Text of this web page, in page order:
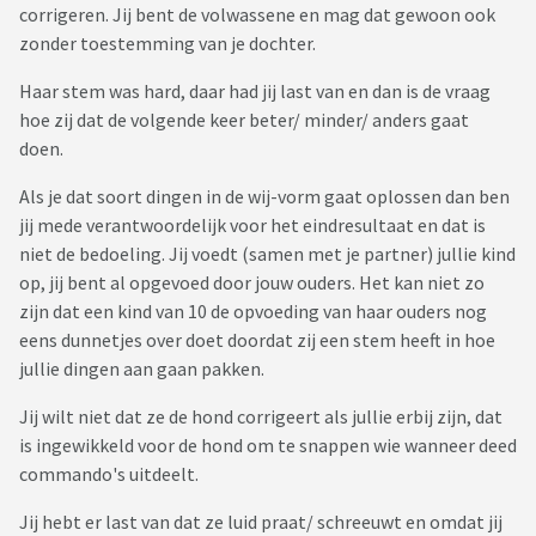
corrigeren. Jij bent de volwassene en mag dat gewoon ook
zonder toestemming van je dochter.
Haar stem was hard, daar had jij last van en dan is de vraag
hoe zij dat de volgende keer beter/ minder/ anders gaat
doen.
Als je dat soort dingen in de wij-vorm gaat oplossen dan ben
jij mede verantwoordelijk voor het eindresultaat en dat is
niet de bedoeling. Jij voedt (samen met je partner) jullie kind
op, jij bent al opgevoed door jouw ouders. Het kan niet zo
zijn dat een kind van 10 de opvoeding van haar ouders nog
eens dunnetjes over doet doordat zij een stem heeft in hoe
jullie dingen aan gaan pakken.
Jij wilt niet dat ze de hond corrigeert als jullie erbij zijn, dat
is ingewikkeld voor de hond om te snappen wie wanneer deed
commando's uitdeelt.
Jij hebt er last van dat ze luid praat/ schreeuwt en omdat jij